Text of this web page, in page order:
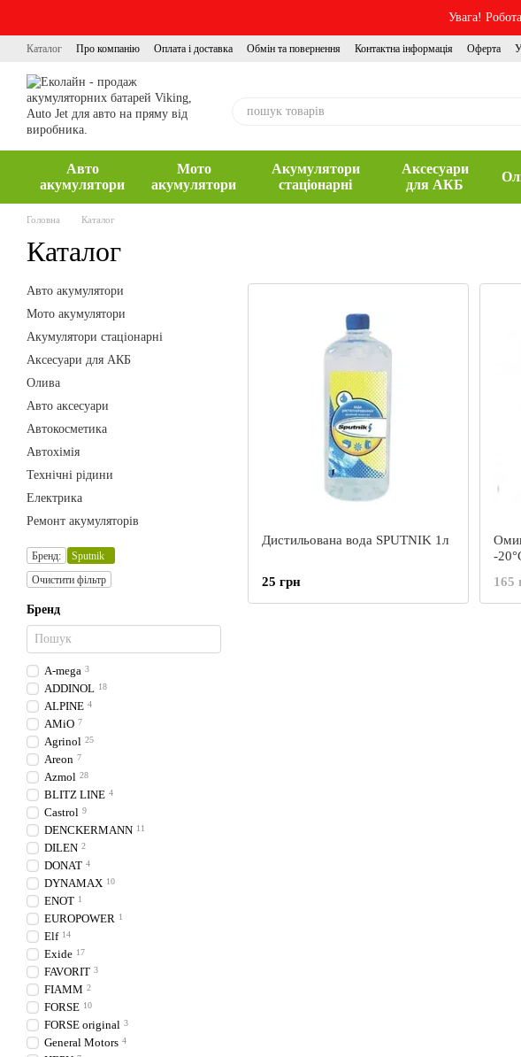
Увага!
Каталог Про компанію Оплата і доставка Обмін та повернення Контактна інформація Оферта
Авто
акумулятори
Мото
акумулятори
Акумулятори
стаціонарні
Аксесуари
для АКБ
Головна Каталог
Каталог
Дистильована вода SPUTNIK 1л
25 грн
-
165
Авто акумулятори
Мото акумулятори
Акумулятори стаціонарні
Аксесуари для АКБ
Олива
Авто аксесуари
Автокосметика
Автохімія
Технічні рідини
Електрика
Ремонт акумуляторів
Бренд:
Sputnik
Очистити фільтр
Бренд
A-mega 3
ADDINOL 18
ALPINE 4
AMiO 7
Agrinol 25
Areon 7
Azmol 28
BLITZ LINE 4
Castrol 9
DENCKERMANN 11
DILEN 2
DONAT 4
DYNAMAX 10
ENOT 1
EUROPOWER 1
Elf 14
Exide 17
FAVORIT 3
FIAMM 2
FORSE 10
FORSE original 3
General Motors 4